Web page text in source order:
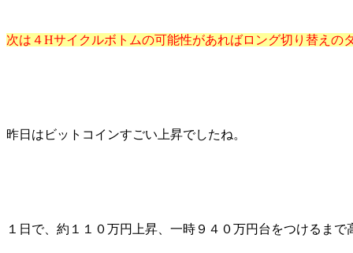
次は４Hサイクルボトムの可能性があればロング切り替えの
昨日はビットコインすごい上昇でしたね。
１日で、約１１０万円上昇、一時９４０万円台をつけるまで